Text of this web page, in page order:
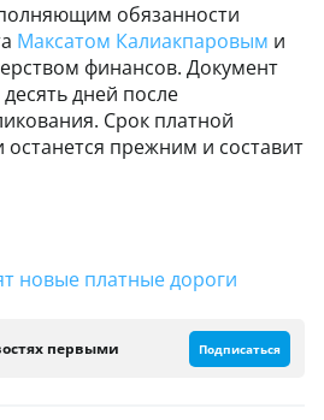
обязанности
Максатом Калиакпаровым и
финансов. Документ
дней после
Срок платной
останется прежним и составит
новые платные дороги
первыми Подписаться